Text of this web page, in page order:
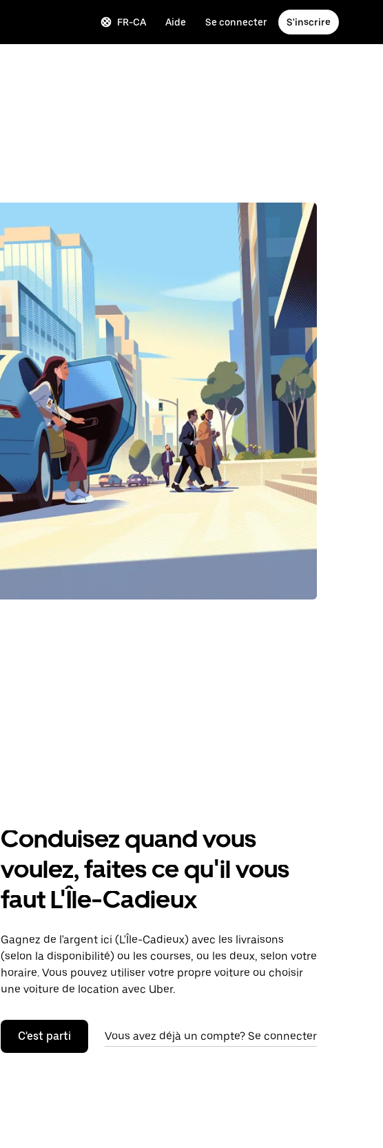
FR-CA Aide Se connecter S'inscrire
Conduisez quand vous
voulez, faites ce qu'il vous
faut L'Île-Cadieux
Gagnez de l'argent ici (L'Île-Cadieux) avec les livraisons
(selon la disponibilité) ou les courses, ou les deux, selon votre
horaire. Vous pouvez utiliser votre propre voiture ou choisir
une voiture de location avec Uber.
C'est parti Vous avez déjà un compte? Se connecter